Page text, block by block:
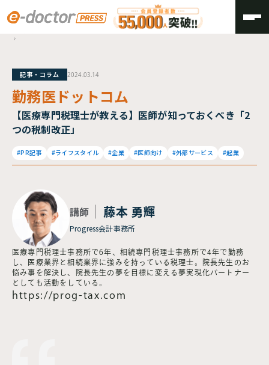
TOP
記事・コラム 2024.03.14
勤務医ドットコム
【医療専門税理士が教える】医師が知っておくべき「2
つの税制改正」
#PR記事 #ライフスタイル #企業 #医師向け #外部サービス #起業
講師 藤本 勇輝
Progress会計事務所
医療専門税理士事務所で6年、相続専門税理士事務所で4年で勤務
し、医療業界と相続業界に強みを持っている税理士。院長先生のお
悩み事を解決し、院長先生の夢を目標に変える夢実現化パートナー
としても活動をしている。
https://prog-tax.com